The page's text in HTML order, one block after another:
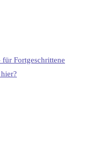
Fortgeschrittene